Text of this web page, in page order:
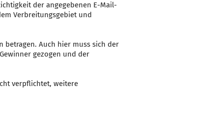
der angegebenen E-Mail-
Verbreitungsgebiet und
betragen. Auch hier muss sich der
gezogen und der
verpflichtet, weitere